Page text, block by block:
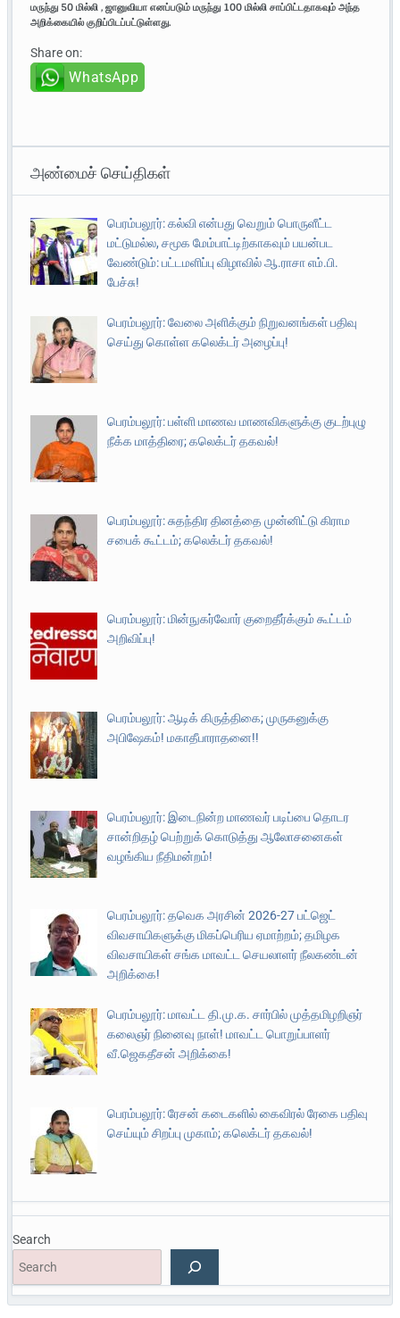
மருந்து 50மில்லி ,ஜானுவியாஎனப்படும்மருந்து 100மில்லிசாப்பிட்டதாகவும்அந்த
அறிக்கையில்குறிப்பிடப்பட்டுள்ளது.
Share on:
WhatsApp
அண்மைச் செய்திகள்
பெரம்பலூர்: கல்வி என்பது வெறும் பொருளீட்ட
மட்டுமல்ல, சமூக மேம்பாட்டிற்காகவும் பயன்பட
வேண்டும்: பட்டமளிப்பு விழாவில் ஆ.ராசா எம்.பி.
பேச்சு!
பெரம்பலூர்: வேலை அளிக்கும் நிறுவனங்கள் பதிவு
செய்து கொள்ள கலெக்டர் அழைப்பு!
பெரம்பலூர்: பள்ளி மாணவ மாணவிகளுக்கு குடற்புழு
நீக்க மாத்திரை; கலெக்டர் தகவல்!
பெரம்பலூர்: சுதந்திர தினத்தை முன்னிட்டு கிராம
சபைக் கூட்டம்; கலெக்டர் தகவல்!
பெரம்பலூர்: மின்நுகர்வோர் குறைதீர்க்கும் கூட்டம்
அறிவிப்பு!
பெரம்பலூர்: ஆடிக் கிருத்திகை; முருகனுக்கு
அபிஷேகம்! மகாதீபாராதனை!!
பெரம்பலூர்: இடைநின்ற மாணவர் படிப்பை தொடர
சான்றிதழ் பெற்றுக் கொடுத்து ஆலோசனைகள்
வழங்கிய நீதிமன்றம்!
பெரம்பலூர்: தவெக அரசின் 2026-27 பட்ஜெட்
விவசாயிகளுக்கு மிகப்பெரிய ஏமாற்றம்; தமிழக
விவசாயிகள் சங்க மாவட்ட செயலாளர் நீலகண்டன்
அறிக்கை!
பெரம்பலூர்: மாவட்ட தி.மு.க. சார்பில் முத்தமிழறிஞர்
கலைஞர் நினைவு நாள்! மாவட்ட பொறுப்பாளர்
வீ.ஜெகதீசன் அறிக்கை!
பெரம்பலூர்: ரேசன் கடைகளில் கைவிரல் ரேகை பதிவு
செய்யும் சிறப்பு முகாம்; கலெக்டர் தகவல்!
Search